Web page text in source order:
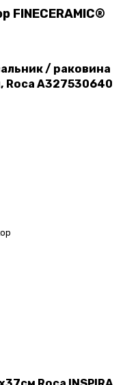
FINECERAMIC®
/ раковина
Roca A327530640